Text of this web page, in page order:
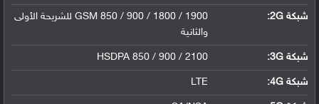
شبكة 2G:
GSM 850 / 900 / 1800 / 1900 للشريحة الأولى
والثانية
شبكة 3G :
HSDPA 850 / 900 / 2100
شبكة 4G :
LTE